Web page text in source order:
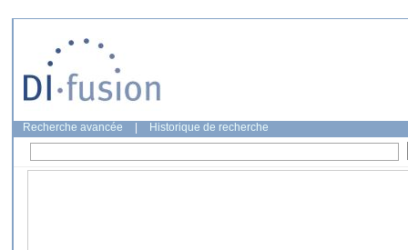
Recherche avancée Historique de recherche